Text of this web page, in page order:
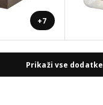
+7
Prikaži vse dodatke